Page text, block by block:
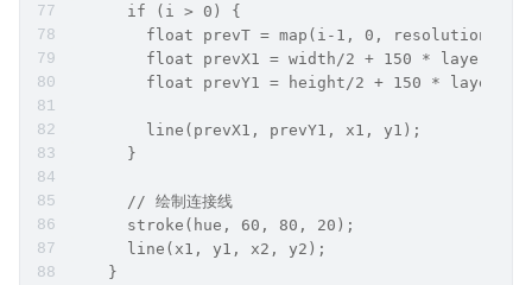
      if (i > 0) {
float prevT = map(i-1, 0, resolution, 0,
float prevX1 = width/2 + 150 *
float prevY1 = height/2 + 150 *
        line(prevX1, prevY1, x1, y1);
      }
      // 绘制连接线
      stroke(hue, 60, 80, 20);
      line(x1, y1, x2, y2);
    }